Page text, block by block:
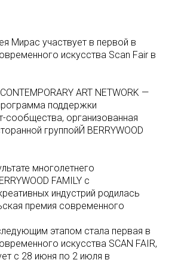
Мирас участвует в первой в
искусства Scan Fair в
ART NETWORK —
поддержки
сообщества, организованная
группойЙ BERRYWOOD
многолетнего
FAMILY с
индустрий родилась
премия современного
этапом стала первая в
искусства SCAN FAIR,
с 28 июня по 2 июля в